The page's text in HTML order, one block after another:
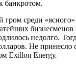
банкротом.
среди
недолго.
Не принесло
Exillon Energу.